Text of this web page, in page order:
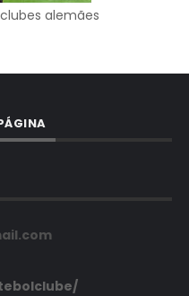
alemães